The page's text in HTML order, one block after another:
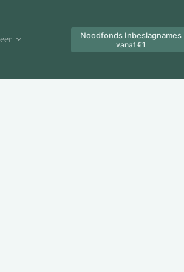
Noodfonds Inbeslagnames
vanaf €1